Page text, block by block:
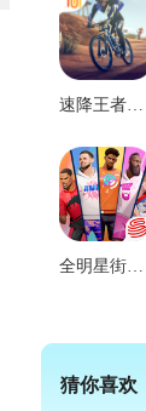
速降王者直装版
全明星街球派对国际版
猜你喜欢